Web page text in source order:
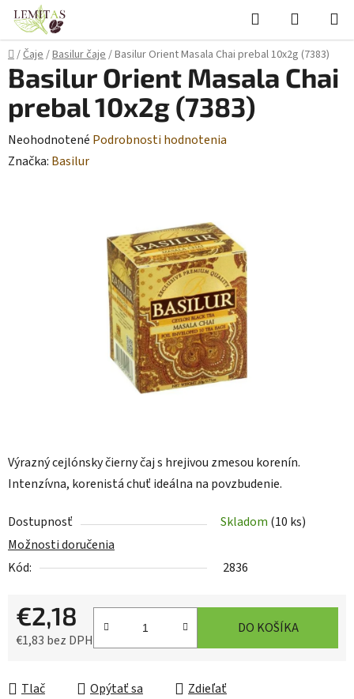
Prejsť
obsah
Hľadať
KOŠÍK
Domov
/Čaje/Basilur čaje/Basilur Orient Masala Chai prebal 10x2g (7383)
Výrazný cejlónsky čierny čaj s hrejivou zmesou korenín.
Intenzívna, korenistá chuť ideálna na povzbudenie.
Dostupnosť Skladom (10 ks)
Možnosti doručenia
Kód:
2836
€2,18
€1,83 bez DPH
DO KOŠÍKA
Tlač Opýtať sa Zdieľať
Basilur Orient Masala Chai
prebal 10x2g (7383)
Priemerné
hodnotenie
Neohodnotené Podrobnosti hodnotenia
Značka: Basilur